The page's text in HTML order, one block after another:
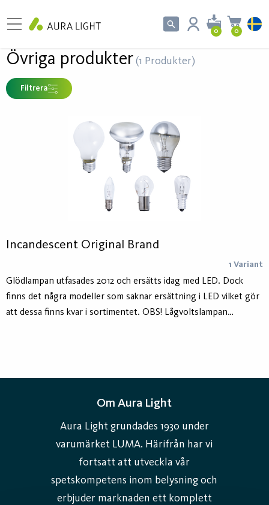
0 0
Övriga produkter (1 Produkter)
Filtrera
Incandescent Original Brand
1 Variant
Glödlampan utfasades 2012 och ersätts idag med LED. Dock
finns det några modeller som saknar ersättning i LED vilket gör
att dessa finns kvar i sortimentet. OBS! Lågvoltslampan
Om Aura Light
Aura Light grundades 1930 under
varumärket LUMA. Härifrån har vi
fortsatt att utveckla vår
spetskompetens inom belysning och
erbjuder marknaden ett komplett